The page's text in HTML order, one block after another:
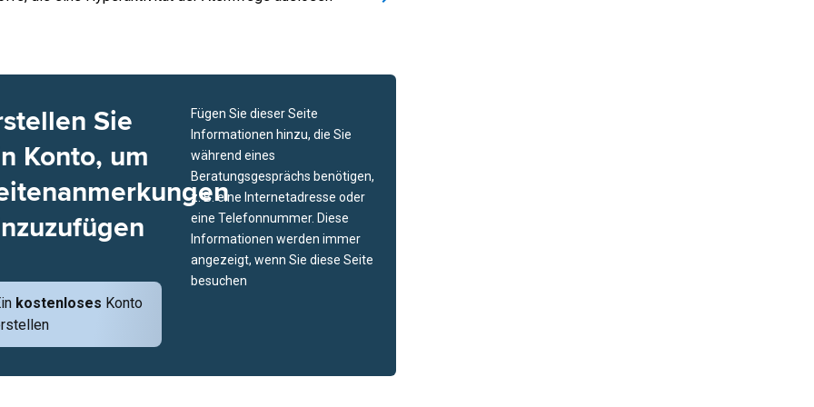
Sie
Konto, um
kostenloses Konto
Fügen Sie dieser Seite
Informationen hinzu, die Sie
während eines
Beratungsgesprächs benötigen,
z. B. eine Internetadresse oder
eine Telefonnummer. Diese
Informationen werden immer
angezeigt, wenn Sie diese Seite
besuchen